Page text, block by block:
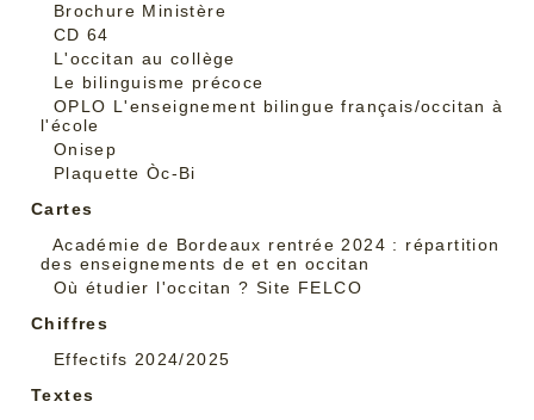
Brochure Ministère
CD 64
L'occitan au collège
Le bilinguisme précoce
OPLO L'enseignement bilingue français/occitan à
l'école
Onisep
Plaquette Òc-Bi
Cartes
Académie de Bordeaux rentrée 2024 : répartition
des enseignements de et en occitan
Où étudier l'occitan ? Site FELCO
Chiffres
Effectifs 2024/2025
Textes